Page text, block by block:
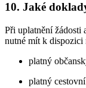
10. Jaké
Při uplatnění žádosti
nutné mít k dispozici
platný
platný